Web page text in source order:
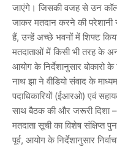
जाएंगे। जिसकी वजह से उन
जाकर मतदान करने की परेशानी
हैं, उन्हें अच्छे भवनों में शिफ्ट
मतदाताओं में किसी भी तरह के
आयोग के निर्देशानुसार बोकारो
नाथ झा ने वीडियो संवाद के
पदाधिकारियों (ईआरओ) एवं
साथ बैठक की और जरूरी दिशा –
मतदाता सूची का विशेष संक्षिप्त
पूर्व, आयोग के निर्देशानुसार